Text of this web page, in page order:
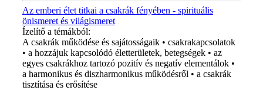
Az emberi élet titkai a csakrák fényében - spirituális
önismeret és világismeret
Ízelítő a témákból:
A csakrák működése és sajátosságaik • csakrakapcsolatok
• a hozzájuk kapcsolódó életterületek, betegségek • az
egyes csakrákhoz tartozó pozitív és negatív elementálok •
a harmonikus és diszharmonikus működésről • a csakrák
tisztítása és erősítése